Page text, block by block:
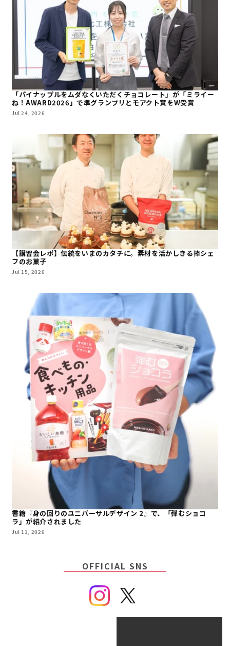
「パイナップルをムダなくいただくチョコレート」が「ミライー
ね！AWARD2026」で準グランプリとモアクト賞をW受賞
Jul 24, 2026
【講習会レポ】伝統をいまのカタチに。素材を活かしきる捧シェ
フのお菓子
Jul 15, 2026
書籍『身の回りのユニバーサルデザイン 2』で、「弾むショコ
ラ」が紹介されました
Jul 11, 2026
OFFICIAL SNS